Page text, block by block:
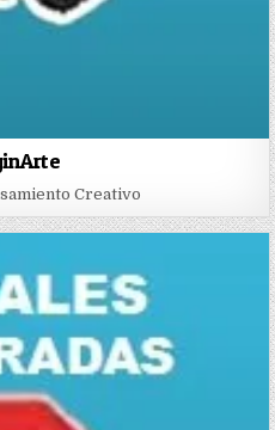
Creativo